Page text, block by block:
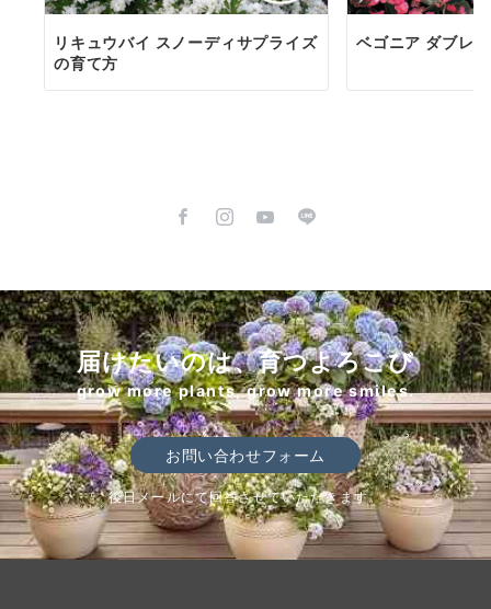
リキュウバイ スノーディサプライズ
の育て方
ベゴニア ダブレ
届けたいのは、育つよろこび
grow more plants, grow more smiles.
お問い合わせフォーム
後日メールにて回答させていただきます。